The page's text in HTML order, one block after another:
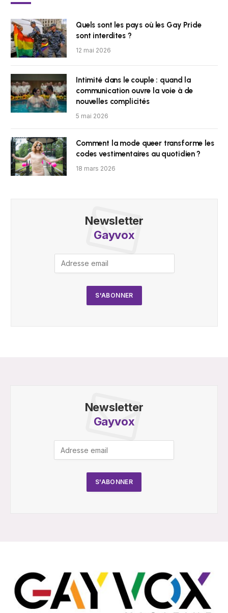
Quels sont les pays où les Gay Pride
sont interdites ?
12 mai 2026
Intimité dans le couple : quand la
communication ouvre la voie à de
nouvelles complicités
5 mai 2026
Comment la mode queer transforme les
codes vestimentaires au quotidien ?
18 mars 2026
Newsletter
Gayvox
Newsletter
Gayvox